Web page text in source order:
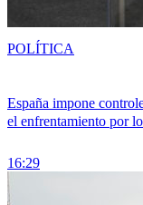
España impone
el enfrentamiento por
16:29
POLÍTICA